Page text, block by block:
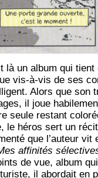
là un album qui tient
vis-à-vis de ses
Alors que son
il joue
seule restant
le héros sert un
que l’auteur vit
affinités
de vue, album
il abordait en